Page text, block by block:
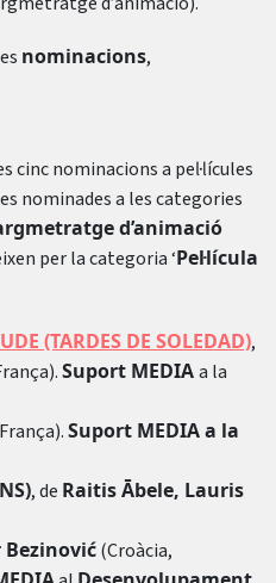
nominacions,
cinc nominacions a pel·lícules
nominades a les categories
d’animació
per la categoria ‘Pel·lícula
(TARDES DE SOLEDAD),
Suport MEDIAa la
Suport MEDIA a la
, de Raitis Ābele, Lauris
(Croàcia,